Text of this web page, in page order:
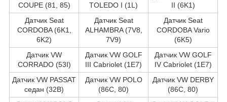
COUPE (81, 85)
TOLEDO I (1L)
II (6K1)
Датчик Seat
CORDOBA (6K1,
6K2)
Датчик Seat
ALHAMBRA (7V8,
7V9)
Датчик Seat
CORDOBA Vario
(6K5)
Датчик VW
CORRADO (53I)
Датчик VW GOLF
III Cabriolet (1E7)
Датчик VW GOLF
IV Cabriolet (1E7)
Датчик VW PASSAT
седан (32B)
Датчик VW POLO
(86C, 80)
Датчик VW DERBY
(86C, 80)